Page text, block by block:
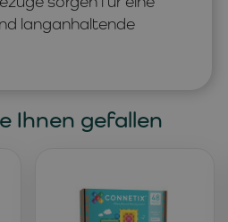
langanhaltende
Ihnen gefallen